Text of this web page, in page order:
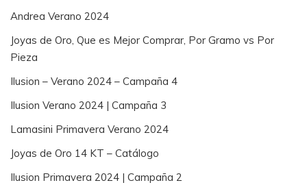
Andrea Verano 2024
Joyas de Oro, Que es Mejor Comprar, Por Gramo vs Por
Pieza
Ilusion – Verano 2024 – Campaña 4
Ilusion Verano 2024 | Campaña 3
Lamasini Primavera Verano 2024
Joyas de Oro 14 KT – Catálogo
Ilusion Primavera 2024 | Campaña 2